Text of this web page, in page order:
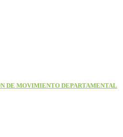
DE MOVIMIENTO DEPARTAMENTAL